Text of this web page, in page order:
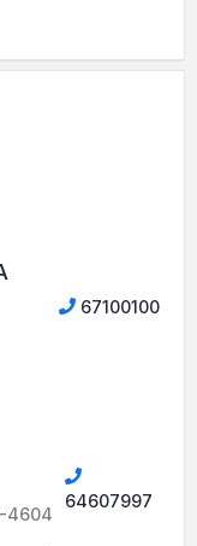
67100100
4604
64607997